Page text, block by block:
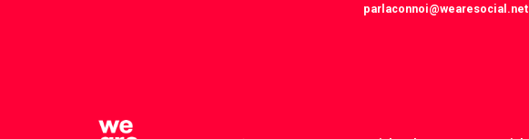
parlaconnoi@wearesocial.net